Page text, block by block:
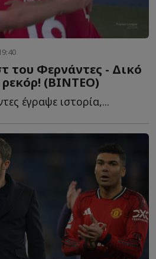
του Φερνάντες - Δικό
(ΒΙΝΤΕΟ)
έγραψε ιστορία,...